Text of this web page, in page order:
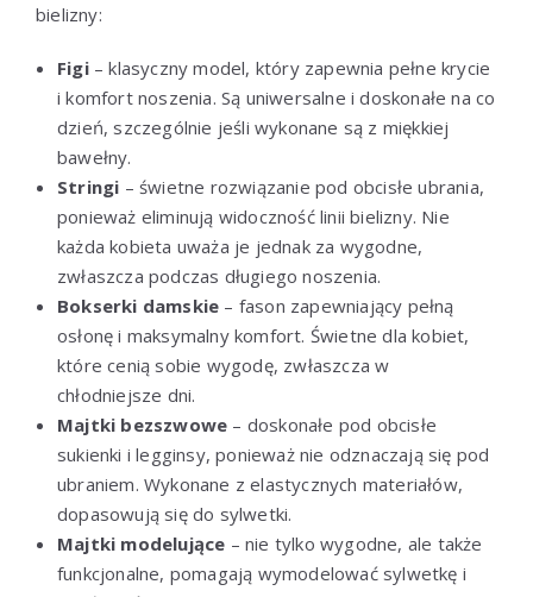
bielizny:
Figi– klasyczny model, który zapewnia pełne krycie
i komfort noszenia. Są uniwersalne i doskonałe na co
dzień, szczególnie jeśli wykonane są z miękkiej
bawełny.
Stringi – świetne rozwiązanie pod obcisłe ubrania,
ponieważ eliminują widoczność linii bielizny. Nie
każda kobieta uważa je jednak za wygodne,
zwłaszcza podczas długiego noszenia.
Bokserki damskie – fason zapewniający pełną
osłonę i maksymalny komfort. Świetne dla kobiet,
które cenią sobie wygodę, zwłaszcza w
chłodniejsze dni.
Majtki bezszwowe – doskonałe pod obcisłe
sukienki i legginsy, ponieważ nie odznaczają się pod
ubraniem. Wykonane z elastycznych materiałów,
dopasowują się do sylwetki.
Majtki modelujące – nie tylko wygodne, ale także
funkcjonalne, pomagają wymodelować sylwetkę i